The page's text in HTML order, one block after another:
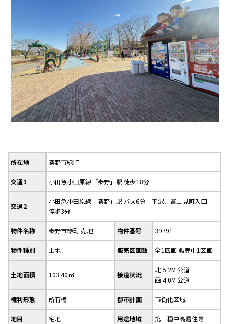
所在地 秦野市緑町
交通1 小田急小田原線「秦野」駅 徒歩18分
交通2
小田急小田原線「秦野」駅 バス6分「平沢、富士見町入口」
停歩3分
物件名称 秦野市緑町 売地 物件番号 39791
物件種別 土地 販売区画数 全1区画 販売中1区画
土地面積 103.40㎡ 接道状況
北 5.2M 公道
西 4.0M 公道
権利形態 所有権 都市計画 市街化区域
地目 宅地 用途地域 第一種中高層住専